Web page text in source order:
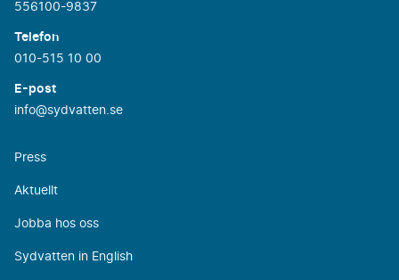
556100-9837
Telefon
010-515 10 00
E-post
info@sydvatten.se
Press
Aktuellt
Jobba hos oss
Sydvatten in English